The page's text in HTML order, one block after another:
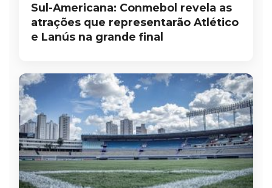
Sul-Americana: Conmebol revela as
atrações que representarão Atlético
e Lanús na grande final